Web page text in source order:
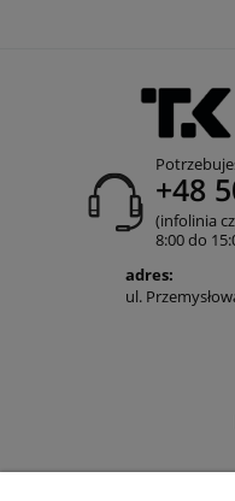
+48
(infolinia
8:00 do
adres:
ul.